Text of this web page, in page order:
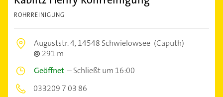
ROHRREINIGUNG
Auguststr. 4,14548 Schwielowsee (Caputh)
291 m
Geöffnet –Schließt um 16:00
033209 7 03 86